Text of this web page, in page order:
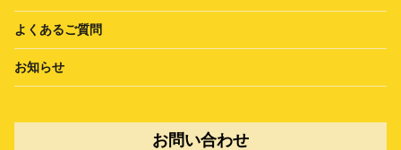
よくあるご質問
お知らせ
お問い合わせ